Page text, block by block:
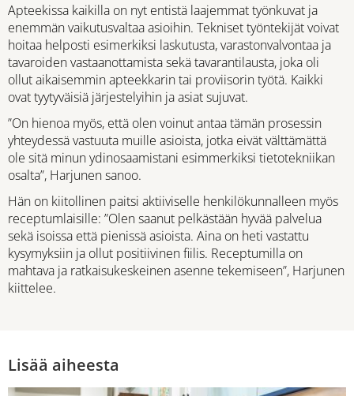
Apteekissa kaikilla on nyt entistä laajemmat työnkuvat ja
enemmän vaikutusvaltaa asioihin. Tekniset työntekijät voivat
hoitaa helposti esimerkiksi laskutusta, varastonvalvontaa ja
tavaroiden vastaanottamista sekä tavarantilausta, joka oli
ollut aikaisemmin apteekkarin tai proviisorin työtä. Kaikki
ovat tyytyväisiä järjestelyihin ja asiat sujuvat.
”On hienoa myös, että olen voinut antaa tämän prosessin
yhteydessä vastuuta muille asioista, jotka eivät välttämättä
ole sitä minun ydinosaamistani esimmerkiksi tietotekniikan
osalta”, Harjunen sanoo.
Hän on kiitollinen paitsi aktiiviselle henkilökunnalleen myös
receptumlaisille: ”Olen saanut pelkästään hyvää palvelua
sekä isoissa että pienissä asioista. Aina on heti vastattu
kysymyksiin ja ollut positiivinen fiilis. Receptumilla on
mahtava ja ratkaisukeskeinen asenne tekemiseen”, Harjunen
kiittelee.
Lisää aiheesta